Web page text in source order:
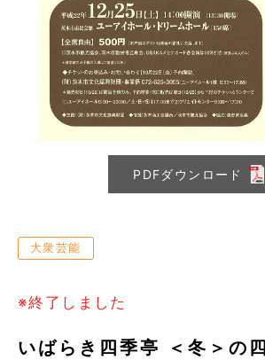
PDFダウンロード
大衆芸能
※終了しました
いばらき四季亭 ＜冬＞の四